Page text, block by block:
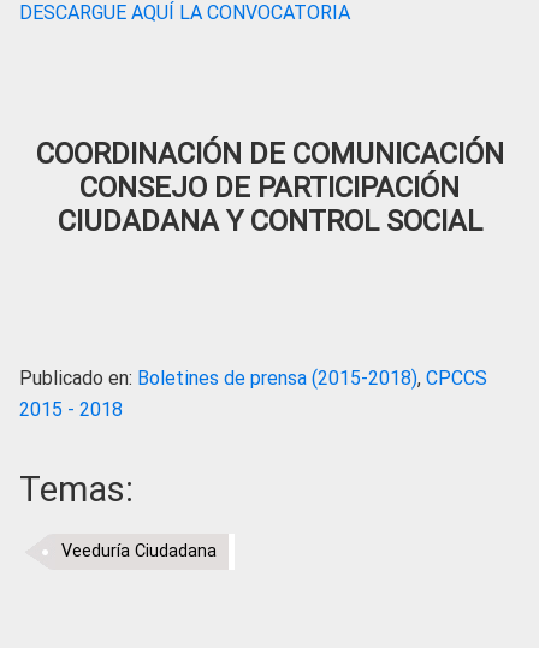
DESCARGUE AQUÍ LA CONVOCATORIA
COORDINACIÓN DE COMUNICACIÓN
CONSEJO DE PARTICIPACIÓN
CIUDADANA Y CONTROL SOCIAL
Publicado en: Boletines de prensa (2015-2018), CPCCS
2015 - 2018
Temas:
Veeduría Ciudadana